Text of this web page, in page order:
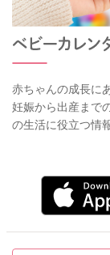
赤ちゃんの成長に
妊娠から出産まで
の生活に役立つ情